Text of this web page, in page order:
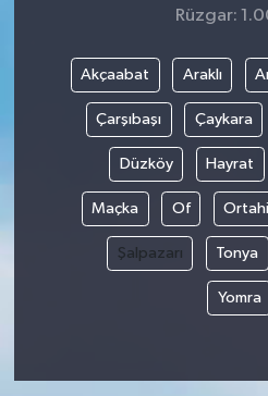
Rüzgar:
Akçaabat Araklı
Çarşıbaşı Çaykara
Düzköy Hayrat
Maçka Of
Şalpazarı Tonya
Yomra